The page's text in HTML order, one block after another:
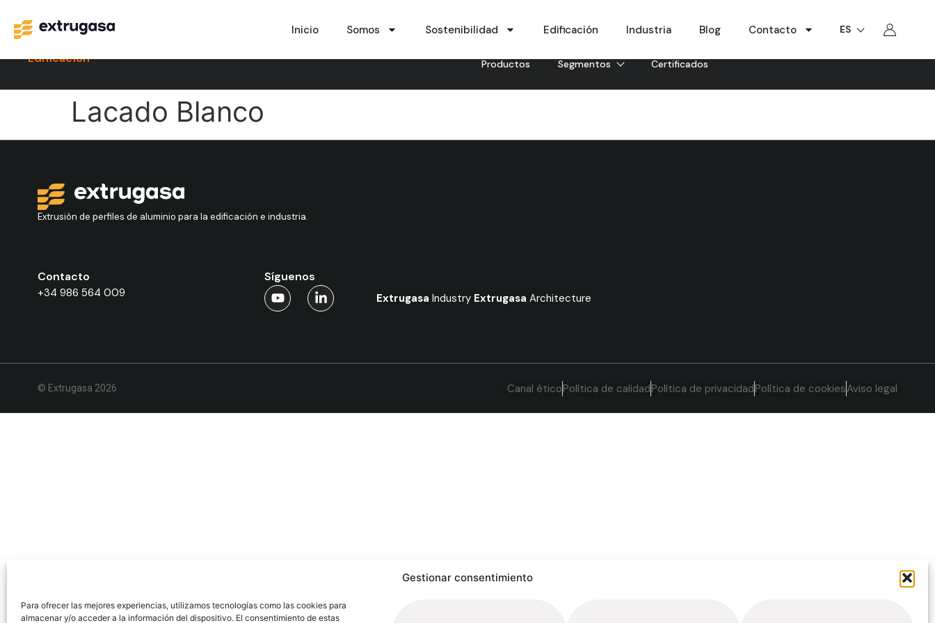
Gestionar consentimiento
Para ofrecer las mejores experiencias, utilizamos tecnologías como las cookies para
almacenar y/o acceder a la información del dispositivo. El consentimiento de estas
Inicio Somos Sostenibilidad Edificación Industria Blog Contacto ES
Edificación Productos Segmentos Certificados
Lacado Blanco
Extrusión de perfiles de aluminio para la edificación e industria.
Contacto
+34 986 564 009
Síguenos
Extrugasa Industry Extrugasa Architecture
© Extrugasa 2026 Canal éticoPolítica de calidadPolítica de privacidadPolítica de cookiesAviso legal